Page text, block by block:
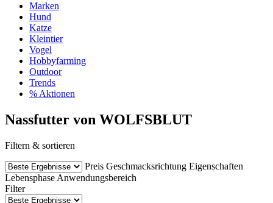
Marken
Hund
Katze
Kleintier
Vogel
Hobbyfarming
Outdoor
Trends
% Aktionen
Nassfutter von WOLFSBLUT
Filtern & sortieren
Preis Geschmacksrichtung Eigenschaften
Lebensphase Anwendungsbereich
Filter